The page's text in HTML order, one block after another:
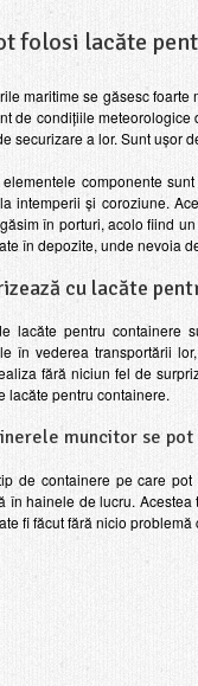
folosi lacăte
maritime se găsesc
de condițiile meteorologice
securizare a lor. Sunt ușor
componente
intemperii și coroziune.
în porturi, acolo fiind
în depozite, unde nevoia
cu lacăte
lacăte pentru containere
în vederea transportării
fără niciun fel de
lacăte pentru containere.
muncitor se
de containere pe care
în hainele de lucru.
fi făcut fără nicio